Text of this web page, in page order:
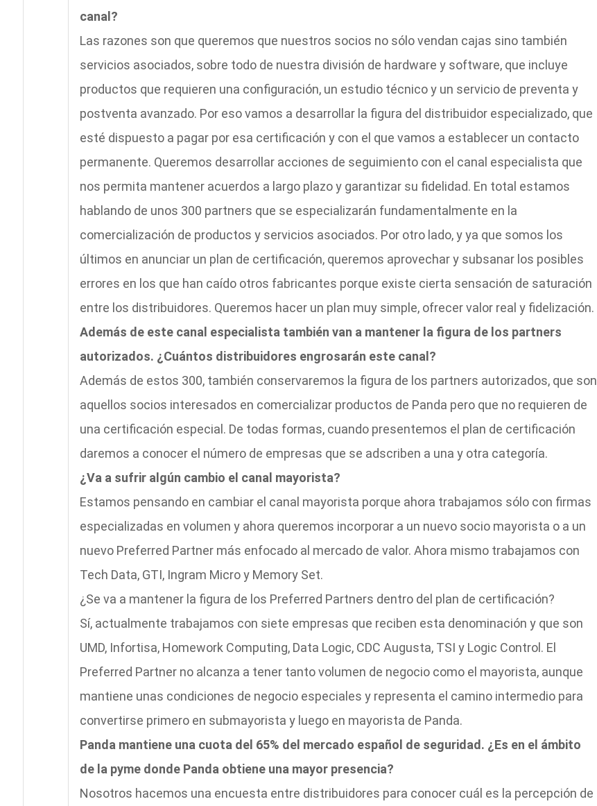
canal?
Las razones son que queremos que nuestros socios no sólo vendan cajas sino también
servicios asociados, sobre todo de nuestra división de hardware y software, que incluye
productos que requieren una configuración, un estudio técnico y un servicio de preventa y
postventa avanzado. Por eso vamos a desarrollar la figura del distribuidor especializado, que
esté dispuesto a pagar por esa certificación y con el que vamos a establecer un contacto
permanente. Queremos desarrollar acciones de seguimiento con el canal especialista que
nos permita mantener acuerdos a largo plazo y garantizar su fidelidad. En total estamos
hablando de unos 300 partners que se especializarán fundamentalmente en la
comercialización de productos y servicios asociados. Por otro lado, y ya que somos los
últimos en anunciar un plan de certificación, queremos aprovechar y subsanar los posibles
errores en los que han caído otros fabricantes porque existe cierta sensación de saturación
entre los distribuidores. Queremos hacer un plan muy simple, ofrecer valor real y fidelización.
Además de este canal especialista también van a mantener la figura de los partners
autorizados. ¿Cuántos distribuidores engrosarán este canal?
Además de estos 300, también conservaremos la figura de los partners autorizados, que son
aquellos socios interesados en comercializar productos de Panda pero que no requieren de
una certificación especial. De todas formas, cuando presentemos el plan de certificación
daremos a conocer el número de empresas que se adscriben a una y otra categoría.
¿Va a sufrir algún cambio el canal mayorista?
Estamos pensando en cambiar el canal mayorista porque ahora trabajamos sólo con firmas
especializadas en volumen y ahora queremos incorporar a un nuevo socio mayorista o a un
nuevo Preferred Partner más enfocado al mercado de valor. Ahora mismo trabajamos con
Tech Data, GTI, Ingram Micro y Memory Set.
¿Se va a mantener la figura de los Preferred Partners dentro del plan de certificación?
Sí, actualmente trabajamos con siete empresas que reciben esta denominación y que son
UMD, Infortisa, Homework Computing, Data Logic, CDC Augusta, TSI y Logic Control. El
Preferred Partner no alcanza a tener tanto volumen de negocio como el mayorista, aunque
mantiene unas condiciones de negocio especiales y representa el camino intermedio para
convertirse primero en submayorista y luego en mayorista de Panda.
Panda mantiene una cuota del 65% del mercado español de seguridad. ¿Es en el ámbito
de la pyme donde Panda obtiene una mayor presencia?
Nosotros hacemos una encuesta entre distribuidores para conocer cuál es la percepción de